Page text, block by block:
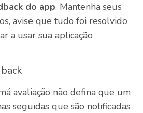
do app. Mantenha seus
avise que tudo foi resolvido
a usar sua aplicação
avaliação não defina que um
seguidas que são notificadas